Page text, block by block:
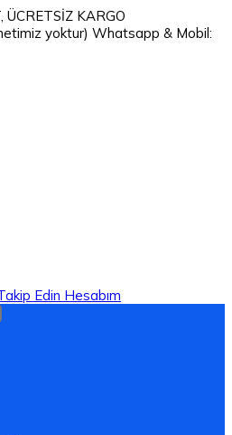
ÜCRETSİZ KARGO
yoktur) Whatsapp & Mobil:
Edin Hesabım